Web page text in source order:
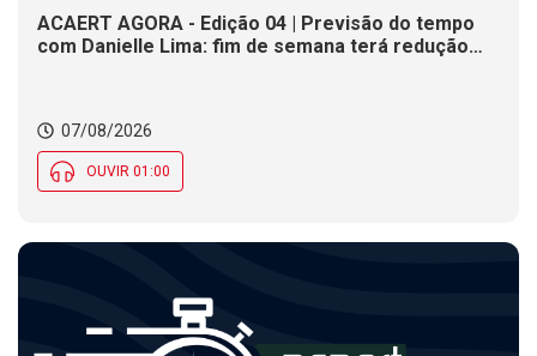
ACAERT AGORA - Edição 04 | Previsão do tempo
com Danielle Lima: fim de semana terá redução
07/08/2026
OUVIR 01:00